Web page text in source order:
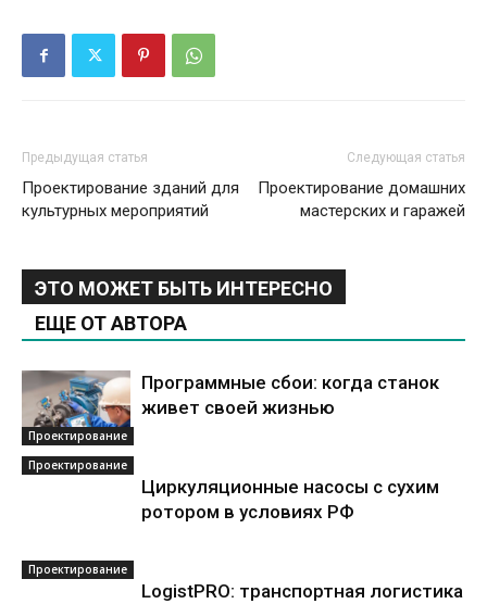
Предыдущая статья
Проектирование зданий для
культурных мероприятий
Следующая статья
Проектирование домашних
мастерских и гаражей
ЭТО МОЖЕТ БЫТЬ ИНТЕРЕСНО
ЕЩЕ ОТ АВТОРА
Проектирование
Программные сбои: когда станок
живет своей жизнью
Проектирование
Циркуляционные насосы с сухим
ротором в условиях РФ
Проектирование
LogistPRO: транспортная логистика